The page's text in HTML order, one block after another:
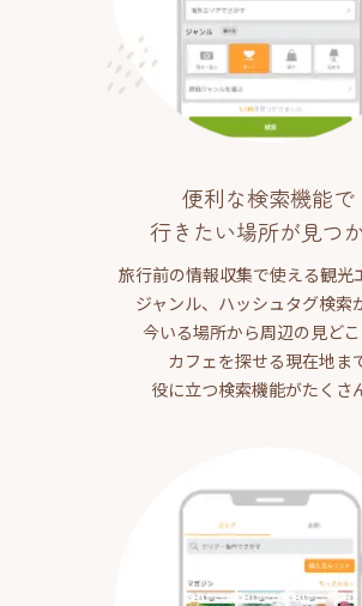
便利な検索機能で
行きたい場所が見つ
旅行前の情報収集で使える観光
ジャンル、ハッシュタグ検索
今いる場所から周辺の見ど
カフェを探せる現在地ま
役に立つ検索機能がたくさ